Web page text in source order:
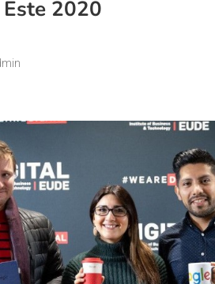
Este 2020